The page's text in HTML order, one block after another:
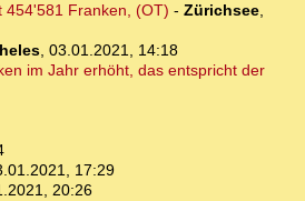
454'581 Franken, (OT) - Zürichsee,
, 03.01.2021, 14:18
im Jahr erhöht, das entspricht der
17:29
20:26